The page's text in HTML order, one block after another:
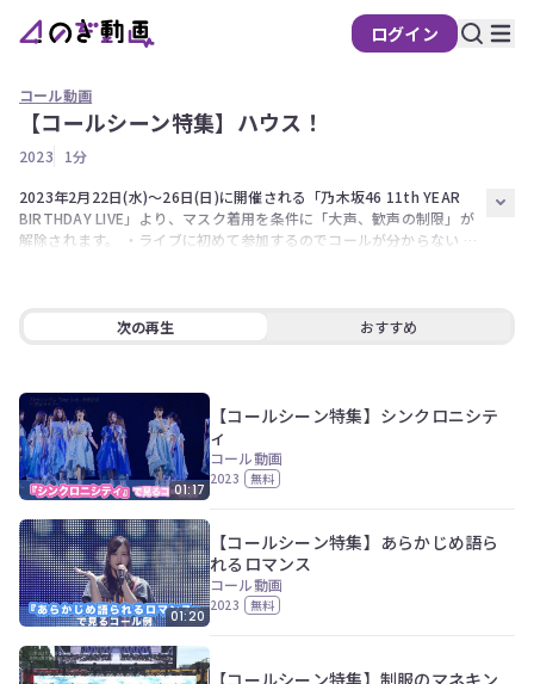
ログイン
0:00 / 1:44
コール動画
【コールシーン特集】ハウス！
2023
1分
2023年2月22日(水)〜26日(日)に開催される「乃木坂46 11th YEAR
BIRTHDAY LIVE」より、マスク着用を条件に「大声、歓声の制限」が
解除されます。 ・ライブに初めて参加するのでコールが分からない ・
緒に盛り上げましょう！ 本動画は11th YEAR BIRTHDAY LIVEのセット
次の再生 おすすめ
01:17
【コールシーン特集】シンクロニシテ
ィ
コール動画
2023 無料
01:20
【コールシーン特集】あらかじめ語ら
れるロマンス
コール動画
2023 無料
【コールシーン特集】制服のマネキン